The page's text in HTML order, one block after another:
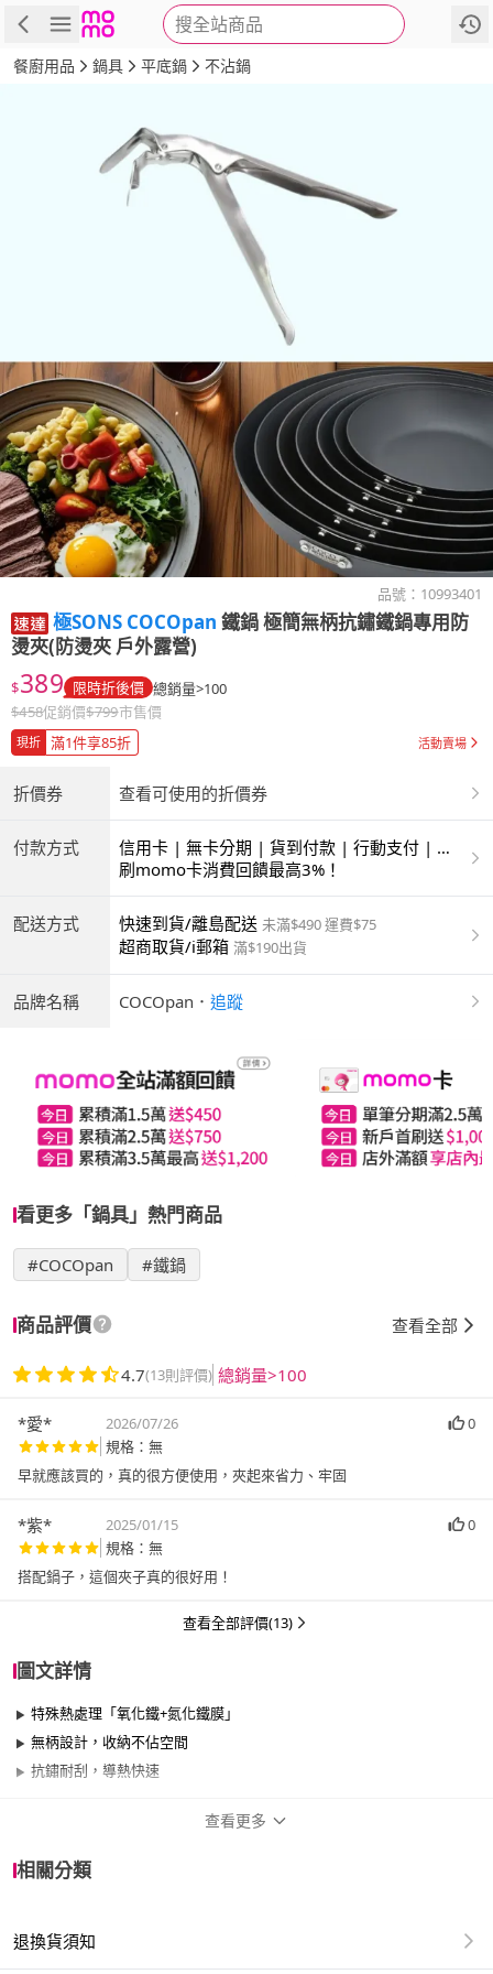
搜全站商品
商品 評價 詳情
餐廚用品 鍋具 平底鍋 不沾鍋
品號： 10993401
極SONS COCOpan 鐵鍋 極簡無柄抗鏽鐵鍋專用防
燙夾(防燙夾 戶外露營)
$389 限時折後價 總銷量>100
$458促銷價$799市售價
現折 滿1件享85折 活動賣場
折價券 查看可使用的折價券
付款方式
信用卡 | 無卡分期 | 貨到付款 | 行動支付 | 超
商付款 | ATM | 銀聯卡
刷momo卡消費回饋最高3%！
配送方式 快速到貨/離島配送 未滿$490 運費$75
超商取貨/i郵箱 滿$190出貨
品牌名稱 COCOpan ． 追蹤
看更多「鍋具」熱門商品
#COCOpan #鐵鍋
商品評價 查看全部
4.7(13則評價) 總銷量>100
*愛* 2026/07/26
0
規格：無
早就應該買的，真的很方便使用，夾起來省力、牢固
*紫* 2025/01/15
0
規格：無
搭配鍋子，這個夾子真的很好用！
查看全部評價(13)
圖文詳情
特殊熱處理「氧化鐵+氮化鐵膜」
無柄設計，收納不佔空間
抗鏽耐刮，導熱快速
尺寸
查看更多
相關分類
退換貨須知